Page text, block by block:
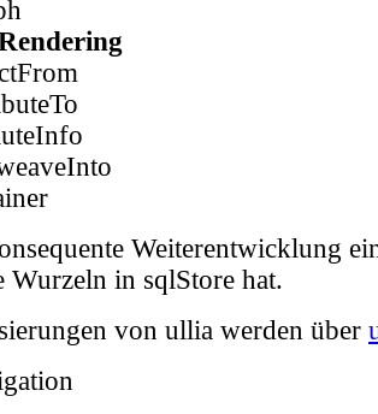
Weiterentwicklung
Wurzeln in sqlStore hat.
von ullia werden über